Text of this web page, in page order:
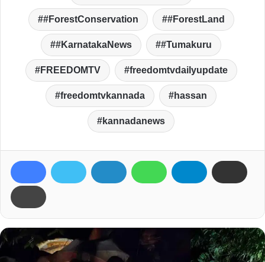
#ForestConservation #ForestLand
#KarnatakaNews #Tumakuru
FREEDOMTV freedomtvdailyupdate
freedomtvkannada hassan
kannadanews